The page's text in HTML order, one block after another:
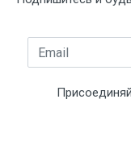
Email